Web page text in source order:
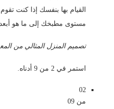
القيام بها بنفسك إذا كنت
مستوى مطبخك إلى ما هو أبعد
تصميم المنزل المثالي من
استمر في 2 من 9 أدناه.
02
من 09